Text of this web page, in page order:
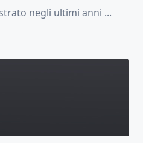
negli ultimi anni ...